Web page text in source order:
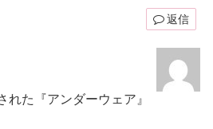
返信
れた『アンダーウェア』